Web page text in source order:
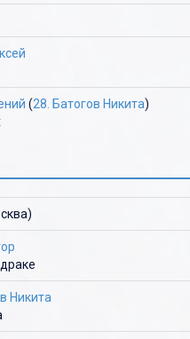
С
Ф
Ч
(28. Батогов Никита)
Никита